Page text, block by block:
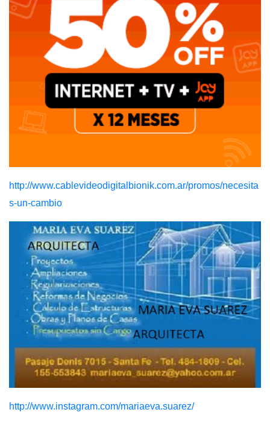
http://www.cablevideodigitalbionik.com.ar/promos/necesita
s-un-cambio
http://www.instagram.com/mariaeva.suarez/